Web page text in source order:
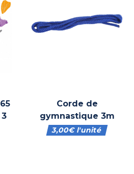
Corde de
gymnastique 3m
3,00€l'unité